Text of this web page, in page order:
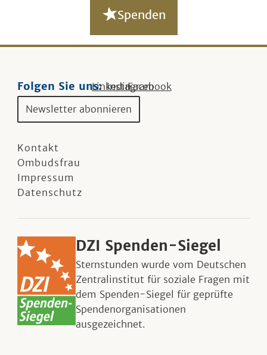
Spenden
Folgen Sie uns:Linkedin
Instagram
Facebook
Newsletter abonnieren
Kontakt
Ombudsfrau
Impressum
Datenschutz
DZI Spenden-Siegel
Sternstunden wurde vom Deutschen
Zentralinstitut für soziale Fragen mit
dem Spenden-Siegel für geprüfte
Spendenorganisationen
ausgezeichnet.